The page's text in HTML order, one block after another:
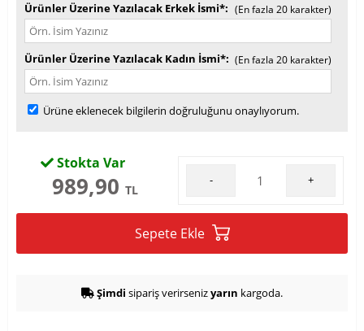
Ürünler Üzerine Yazılacak Erkek İsmi* (En fazla 20 karakter)
Ürünler Üzerine Yazılacak Kadın İsmi* (En fazla 20 karakter)
Ürüne eklenecek bilgilerin doğruluğunu onaylıyorum.
Stokta Var
989,90 TL
- +
Sepete Ekle
Şimdi sipariş verirsenizyarın kargoda.